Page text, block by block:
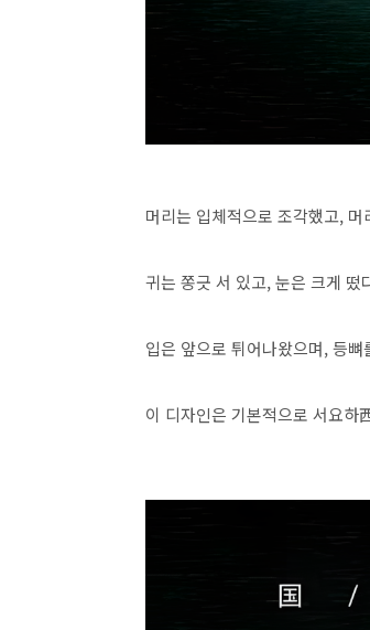
머리는 입체적으로 조각했고,
귀는 쫑긋 서 있고, 눈은 크게 떴
입은 앞으로 튀어나왔으며, 등
이 디자인은 기본적으로 서요